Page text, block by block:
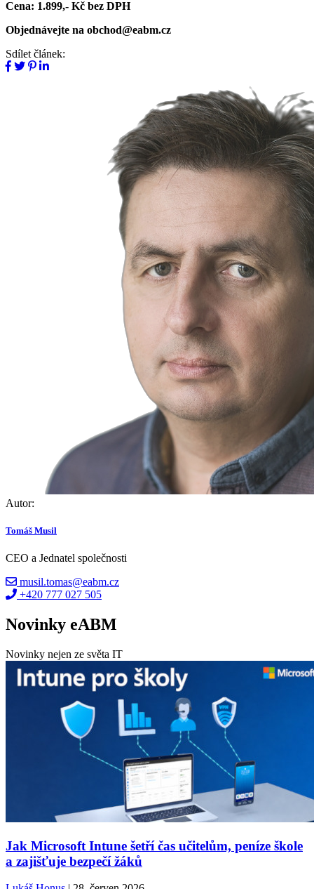
Cena: 1.899,- Kč bez DPH
Objednávejte na obchod@eabm.cz
Sdílet článek:
Autor:
Tomáš Musil
CEO a Jednatel společnosti
musil.tomas@eabm.cz
+420 777 027 505
Novinky eABM
Novinky nejen ze světa IT
Jak Microsoft Intune šetří čas učitelům, peníze škole
a zajišťuje bezpečí žáků